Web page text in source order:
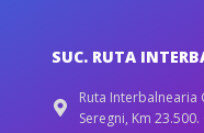
SUC. RUTA
Ruta Interbalnearia
Seregni, Km